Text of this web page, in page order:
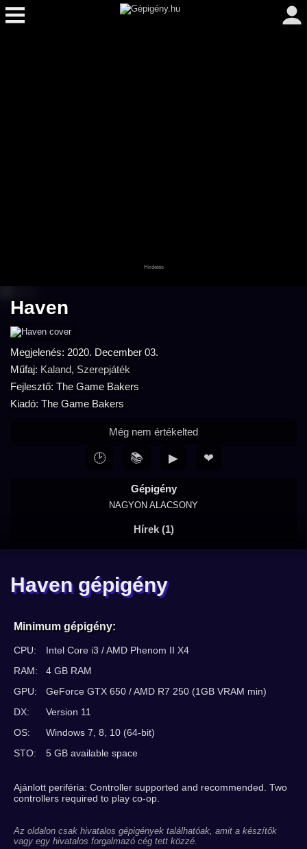
Haven
Megjelenés: 2020. December 03.
Műfaj: Kaland, Szerepjáték
Fejlesztő: The Game Bakers
Kiadó: The Game Bakers
Gépigény
NAGYON ALACSONY
Hírek (1)
Még nem értékelted
🕑 📚 ▶ ❤
Haven gépigény
Minimum gépigény:
CPU:
Intel Core i3 / AMD Phenom II X4
RAM:
4 GB RAM
GPU:
GeForce GTX 650 / AMD R7 250 (1GB VRAM min)
DX:
Version 11
OS:
Windows 7, 8, 10 (64-bit)
STO:
5 GB available space
Ajánlott periféria: Controller supported and recommended. Two
controllers required to play co-op.
Az oldalon csak hivatalos gépigények találhatóak, amit a készítők
vagy egy hivatalos forgalmazó cég tett közzé.